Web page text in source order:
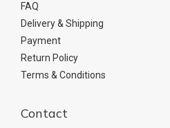
FAQ
Delivery & Shipping
Payment
Return Policy
Terms & Conditions
Contact